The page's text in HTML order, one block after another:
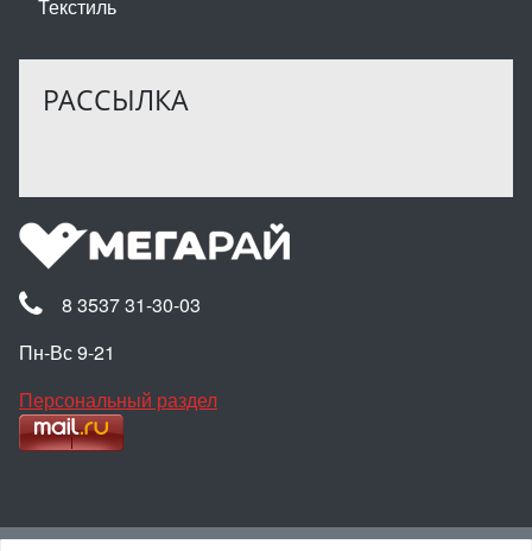
Текстиль
РАССЫЛКА
8 3537 31-30-03
Пн-Вс 9-21
Персональный раздел